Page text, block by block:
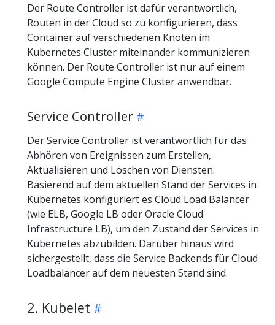
Der Route Controller ist dafür verantwortlich,
Routen in der Cloud so zu konfigurieren, dass
Container auf verschiedenen Knoten im
Kubernetes Cluster miteinander kommunizieren
können. Der Route Controller ist nur auf einem
Google Compute Engine Cluster anwendbar.
Service Controller
Der Service Controller ist verantwortlich für das
Abhören von Ereignissen zum Erstellen,
Aktualisieren und Löschen von Diensten.
Basierend auf dem aktuellen Stand der Services in
Kubernetes konfiguriert es Cloud Load Balancer
(wie ELB, Google LB oder Oracle Cloud
Infrastructure LB), um den Zustand der Services in
Kubernetes abzubilden. Darüber hinaus wird
sichergestellt, dass die Service Backends für Cloud
Loadbalancer auf dem neuesten Stand sind.
2. Kubelet